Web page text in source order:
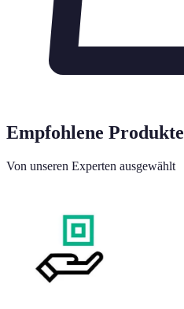
Empfohlene Produkte
Von unseren Experten ausgewählt